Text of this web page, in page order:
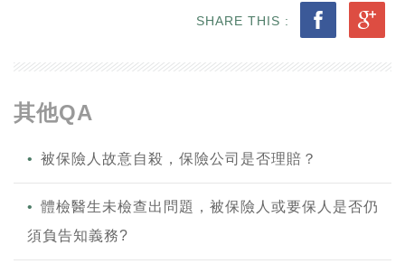
SHARE THIS :
其他QA
被保險人故意自殺，保險公司是否理賠？
體檢醫生未檢查出問題，被保險人或要保人是否仍
須負告知義務?